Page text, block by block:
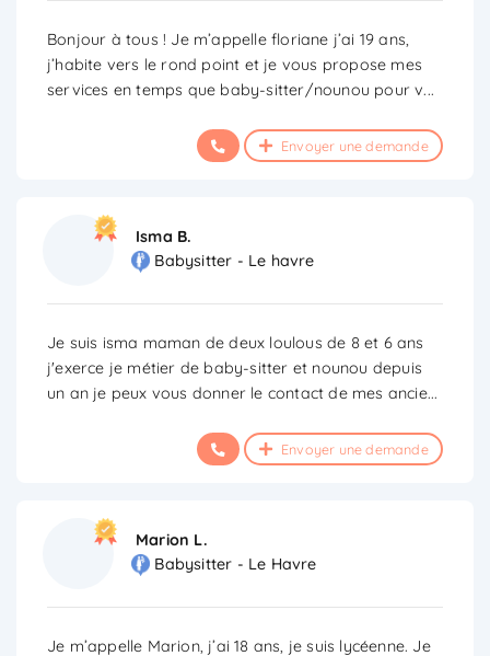
Bonjour à tous ! Je m’appelle floriane j’ai 19 ans,
j’habite vers le rond point et je vous propose mes
services en temps que baby-sitter/nounou pour v...
Envoyer une demande
Isma B.
Babysitter - Le havre
Je suis isma maman de deux loulous de 8 et 6 ans
j'exerce je métier de baby-sitter et nounou depuis
un an je peux vous donner le contact de mes ancie...
Envoyer une demande
Marion L.
Babysitter - Le Havre
Je m’appelle Marion, j’ai 18 ans, je suis lycéenne. Je